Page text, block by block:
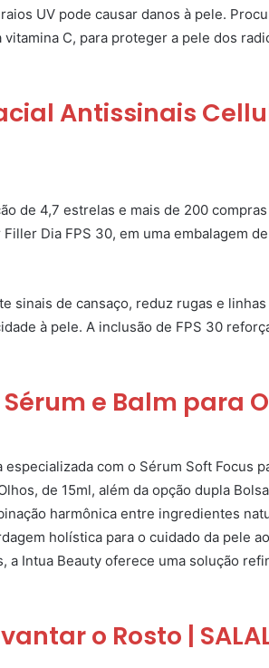
UV pode causar danos à pele.
C, para proteger a pele dos
Antissinais
de 4,7 estrelas e mais de 200
Dia FPS 30, em uma embalagem
sinais de cansaço, reduz rugas e
à pele. A inclusão de FPS 30
e Balm para
com o Sérum Soft Focus
de 15ml, além da opção dupla
harmônica entre ingredientes
holística para o cuidado da pele
a Intua Beauty oferece uma solução
o Rosto |